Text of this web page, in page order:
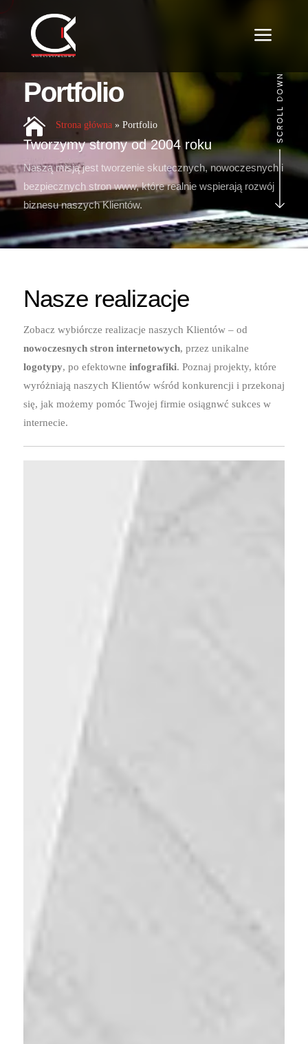
a
Portfolio
 Strona główna» Portfolio
Tworzymy strony od 2004 roku
Naszą misją jest tworzenie skutecznych, nowoczesnych i
bezpiecznych stron www, które realnie wspierają rozwój
biznesu naszych Klientów.
Nasze realizacje
Zobacz wybiórcze realizacje naszych Klientów – od
nowoczesnych stron internetowych, przez unikalne
logotypy, po efektowne infografiki. Poznaj projekty, które
wyróżniają naszych Klientów wśród konkurencji i przekonaj
się, jak możemy pomóc Twojej firmie osiągnwć sukces w
internecie.